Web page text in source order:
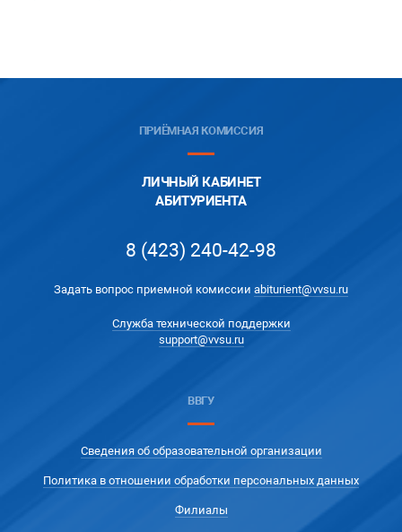
ПРИЁМНАЯ КОМИССИЯ
ЛИЧНЫЙ КАБИНЕТ
АБИТУРИЕНТА
8 (423) 240-42-98
Задать вопрос приемной комиссии abiturient@vvsu.ru
Служба технической поддержки
support@vvsu.ru
ВВГУ
Сведения об образовательной организации
Политика в отношении обработки персональных данных
Филиалы